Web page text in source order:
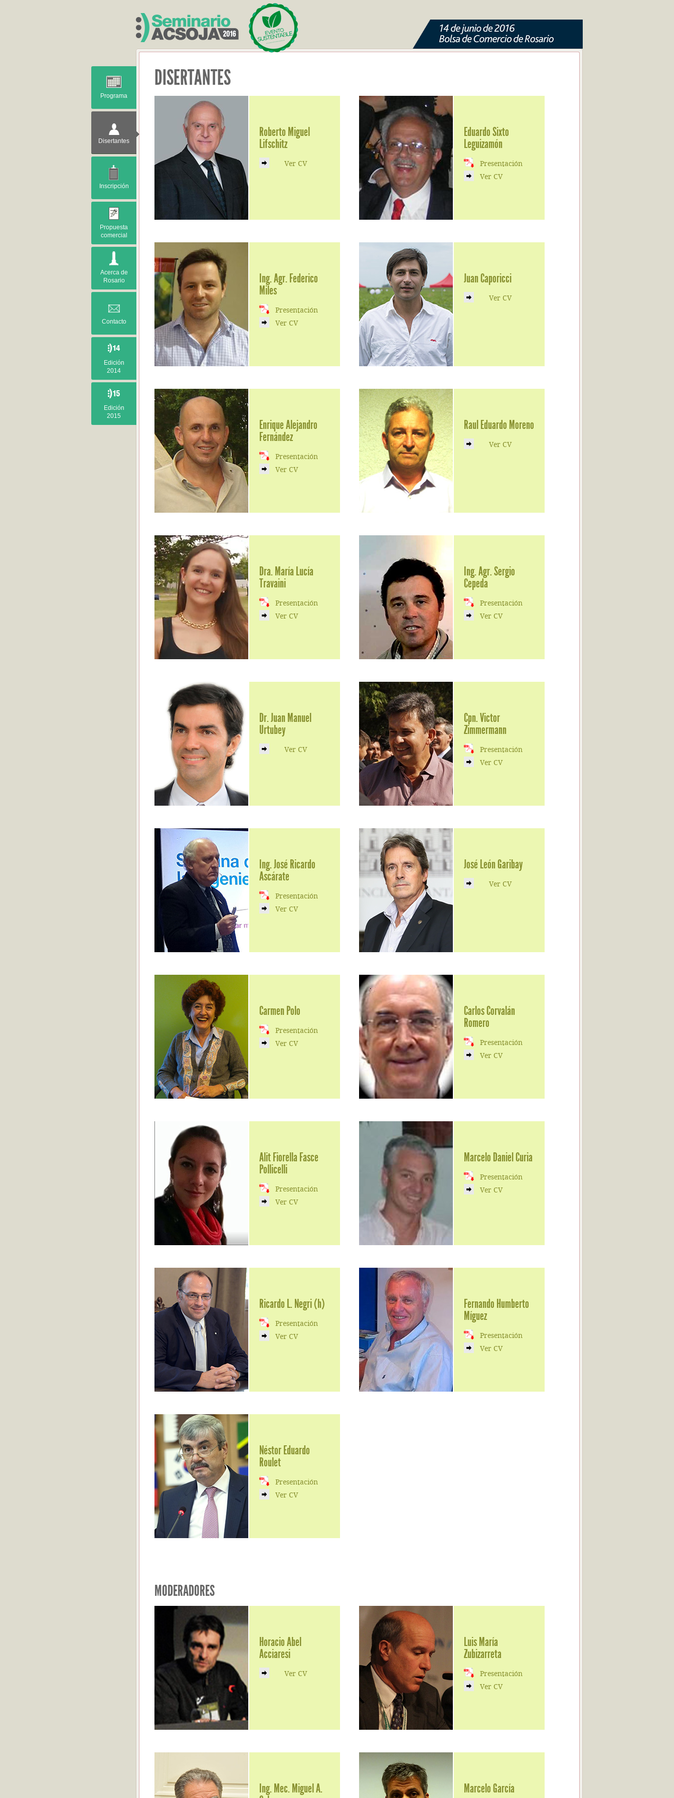
Programa
Disertantes
Inscripción
Propuesta
comercial
Acerca de
Rosario
Contacto
Edición
2014
Edición
2015
DISERTANTES
Roberto Miguel
Lifschitz
Ver CV
Eduardo Sixto
Leguizamón
Presentación
Ver CV
Ing. Agr. Federico
Miles
Presentación
Ver CV
Juan Caporicci
Ver CV
Enrique Alejandro
Fernández
Presentación
Ver CV
Raul Eduardo Moreno
Ver CV
Dra. María Lucía
Travaini
Presentación
Ver CV
Ing. Agr. Sergio
Cepeda
Presentación
Ver CV
Dr. Juan Manuel
Urtubey
Ver CV
Cpn. Victor
Zimmermann
Presentación
Ver CV
Ing. José Ricardo
Ascárate
Presentación
Ver CV
José León Garibay
Ver CV
Carmen Polo
Presentación
Ver CV
Carlos Corvalán
Romero
Presentación
Ver CV
Alit Fiorella Fasce
Pollicelli
Presentación
Ver CV
Marcelo Daniel Curia
Presentación
Ver CV
Ricardo L. Negri (h)
Presentación
Ver CV
Fernando Humberto
Míguez
Presentación
Ver CV
Néstor Eduardo
Roulet
Presentación
Ver CV
MODERADORES
Horacio Abel
Acciaresi
Ver CV
Luis María
Zubizarreta
Presentación
Ver CV
Ing. Mec. Miguel A.
Marcelo García